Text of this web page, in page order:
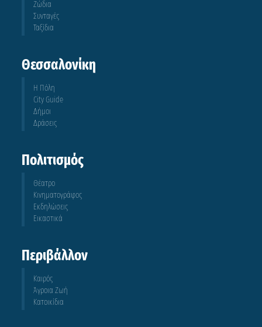
Ζώδια
Συνταγές
Ταξίδια
Θεσσαλονίκη
Η Πόλη
City Guide
Δήμοι
Δράσεις
Πολιτισμός
Θέατρο
Κινηματογράφος
Εκδηλώσεις
Εικαστικά
Περιβάλλον
Καιρός
Άγροια Ζωή
Κατοικίδια